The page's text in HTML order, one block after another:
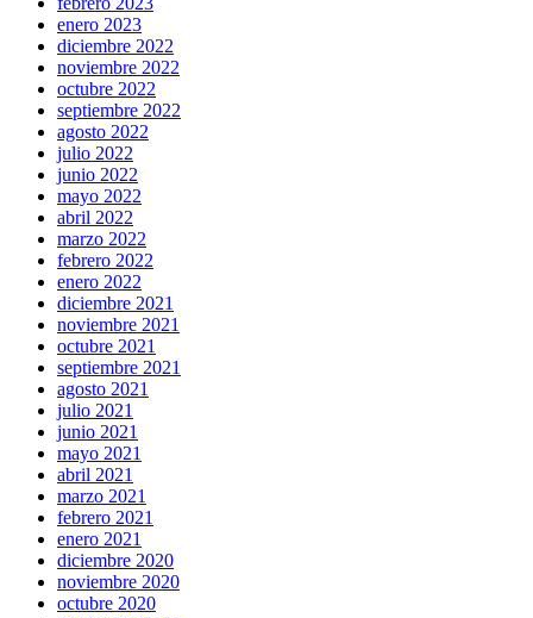
enero 2023
diciembre 2022
noviembre 2022
octubre 2022
septiembre 2022
agosto 2022
julio 2022
junio 2022
mayo 2022
abril 2022
marzo 2022
febrero 2022
enero 2022
diciembre 2021
noviembre 2021
octubre 2021
septiembre 2021
agosto 2021
julio 2021
junio 2021
mayo 2021
abril 2021
marzo 2021
febrero 2021
enero 2021
diciembre 2020
noviembre 2020
octubre 2020